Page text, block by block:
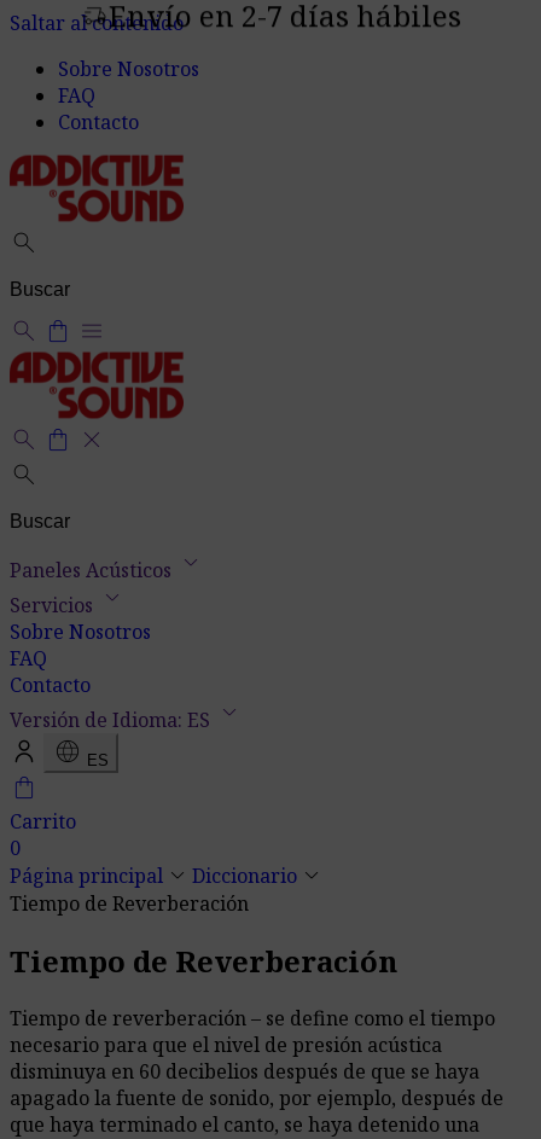
Saltar al contenido
delivery_truck_speedEnvío en 2-7 días hábiles
Sobre Nosotros
FAQ
Contacto
search
search shopping_bag menu
search shopping_bag close
search
Paneles Acústicos keyboard_arrow_down
Servicios keyboard_arrow_down
Sobre Nosotros
FAQ
Contacto
Versión de Idioma: ES keyboard_arrow_down
language ES
shopping_bag
Carrito
0
Página principal keyboard_arrow_down Diccionario keyboard_arrow_down
Tiempo de Reverberación
Tiempo de Reverberación
Tiempo de reverberación – se define como el tiempo
necesario para que el nivel de presión acústica
disminuya en 60 decibelios después de que se haya
apagado la fuente de sonido, por ejemplo, después de
que haya terminado el canto, se haya detenido una